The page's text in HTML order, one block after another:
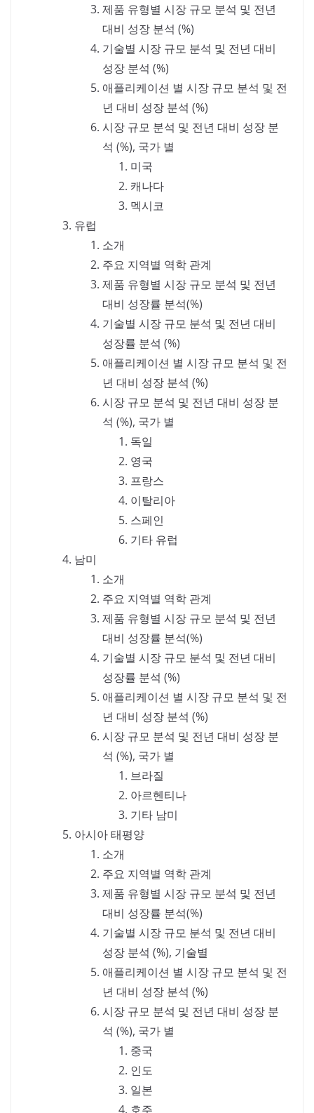
제품 유형별 시장 규모 분석 및 전년
대비 성장 분석 (%)
기술별 시장 규모 분석 및 전년 대비
성장 분석 (%)
애플리케이션 별 시장 규모 분석 및 전
년 대비 성장 분석 (%)
시장 규모 분석 및 전년 대비 성장 분
석 (%), 국가 별
미국
캐나다
멕시코
유럽
소개
주요 지역별 역학 관계
제품 유형별 시장 규모 분석 및 전년
대비 성장률 분석(%)
기술별 시장 규모 분석 및 전년 대비
성장률 분석 (%)
애플리케이션 별 시장 규모 분석 및 전
년 대비 성장 분석 (%)
시장 규모 분석 및 전년 대비 성장 분
석 (%), 국가 별
독일
영국
프랑스
이탈리아
스페인
기타 유럽
남미
소개
주요 지역별 역학 관계
제품 유형별 시장 규모 분석 및 전년
대비 성장률 분석(%)
기술별 시장 규모 분석 및 전년 대비
성장률 분석 (%)
애플리케이션 별 시장 규모 분석 및 전
년 대비 성장 분석 (%)
시장 규모 분석 및 전년 대비 성장 분
석 (%), 국가 별
브라질
아르헨티나
기타 남미
아시아 태평양
소개
주요 지역별 역학 관계
제품 유형별 시장 규모 분석 및 전년
대비 성장률 분석(%)
기술별 시장 규모 분석 및 전년 대비
성장 분석 (%), 기술별
애플리케이션 별 시장 규모 분석 및 전
년 대비 성장 분석 (%)
시장 규모 분석 및 전년 대비 성장 분
석 (%), 국가 별
중국
인도
일본
호주